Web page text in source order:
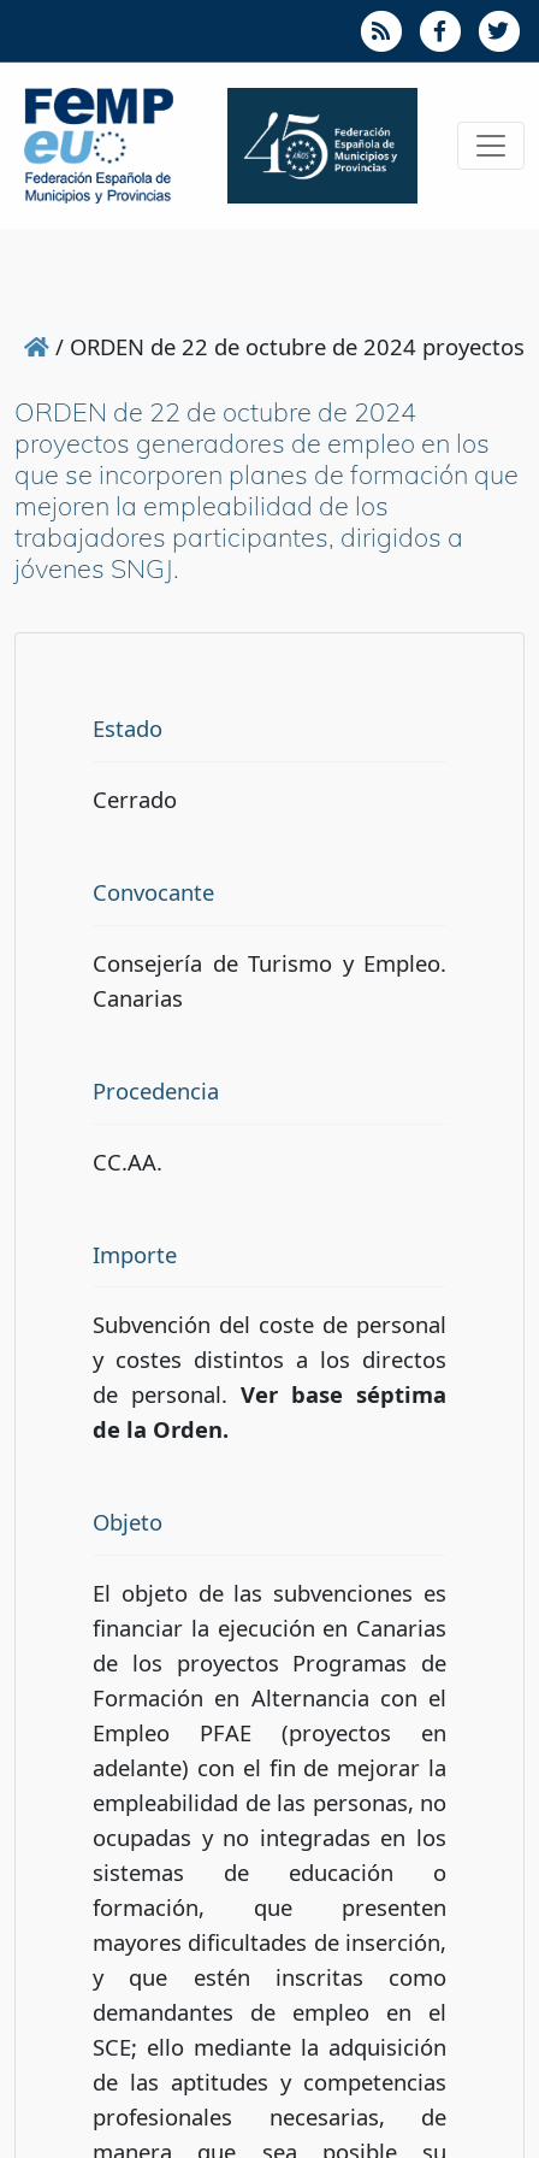
/ ORDEN de 22 de octubre de 2024
ORDEN de 22 de octubre de 2024
proyectos generadores de empleo en los
que se incorporen planes de formación que
mejoren la empleabilidad de los
trabajadores participantes, dirigidos a
jóvenes SNGJ.
Estado
Cerrado
Convocante
Consejería de Turismo y Empleo.
Canarias
Procedencia
CC.AA.
Importe
Subvención del coste de personal
y costes distintos a los directos
de personal. Ver base séptima
de la Orden.
Objeto
El objeto de las subvenciones es
financiar la ejecución en Canarias
de los proyectos Programas de
Formación en Alternancia con el
Empleo PFAE (proyectos en
adelante) con el fin de mejorar la
empleabilidad de las personas, no
ocupadas y no integradas en los
sistemas de educación o
formación, que presenten
mayores dificultades de inserción,
y que estén inscritas como
demandantes de empleo en el
SCE; ello mediante la adquisición
de las aptitudes y competencias
profesionales necesarias, de
manera que sea posible su